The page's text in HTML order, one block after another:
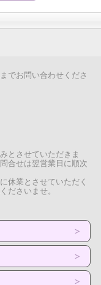
でお問い合わせくださ
とさせていただきま
合せは翌営業日に順次
休業とさせていただく
ださいませ。